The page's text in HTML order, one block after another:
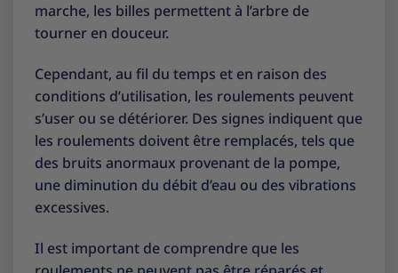
marche, les billes permettent à l’arbre de
tourner en douceur.
Cependant, au fil du temps et en raison des
conditions d’utilisation, les roulements peuvent
s’user ou se détériorer. Des signes indiquent que
les roulements doivent être remplacés, tels que
des bruits anormaux provenant de la pompe,
une diminution du débit d’eau ou des vibrations
excessives.
Il est important de comprendre que les